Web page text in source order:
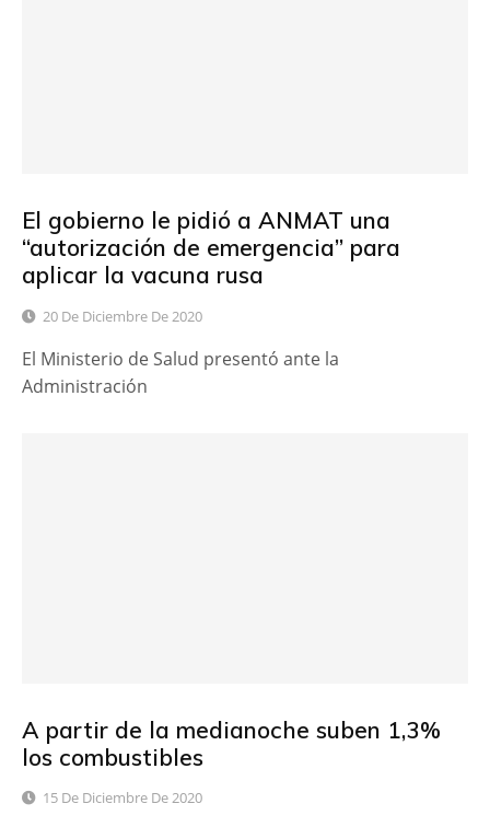
El gobierno le pidió a ANMAT una
“autorización de emergencia” para
aplicar la vacuna rusa
20 De Diciembre De 2020
El Ministerio de Salud presentó ante la
Administración
A partir de la medianoche suben 1,3%
los combustibles
15 De Diciembre De 2020